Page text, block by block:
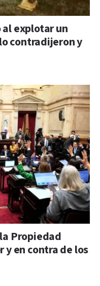
al explotar un
contradijeron y
Propiedad
y en contra de los